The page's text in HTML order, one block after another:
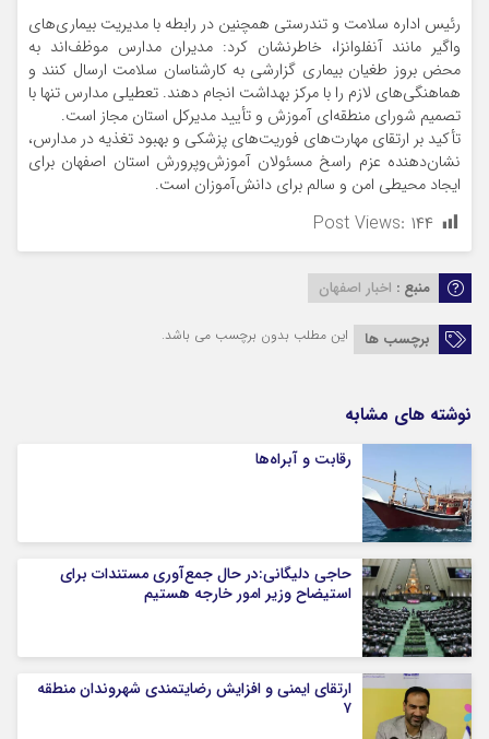
رئیس اداره سلامت و تندرستی همچنین در رابطه با مدیریت بیماری‌های
واگیر مانند آنفلوانزا، خاطرنشان کرد: مدیران مدارس موظف‌اند به
محض بروز طغیان بیماری گزارشی به کارشناسان سلامت ارسال کنند و
هماهنگی‌های لازم را با مرکز بهداشت انجام دهند. تعطیلی مدارس تنها با
تصمیم شورای منطقه‌ای آموزش و تأیید مدیرکل استان مجاز است.
تأکید بر ارتقای مهارت‌های فوریت‌های پزشکی و بهبود تغذیه در مدارس،
نشان‌دهنده عزم راسخ مسئولان آموزش‌وپرورش استان اصفهان برای
ایجاد محیطی امن و سالم برای دانش‌آموزان است.
Post Views: ۱۴۴
منبع : اخبار اصفهان
برچسب ها این مطلب بدون برچسب می باشد.
نوشته های مشابه
رقابت و آبراه‌ها
حاجی دلیگانی:در حال جمع‌آوری مستندات برای
استیضاح وزیر امور خارجه هستیم
ارتقای ایمنی و افزایش رضایتمندی شهروندان منطقه
۷